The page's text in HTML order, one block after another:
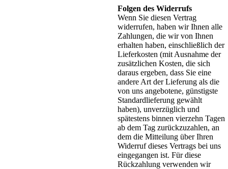
Folgen des Widerrufs
Wenn Sie diesen Vertrag
widerrufen, haben wir Ihnen alle
Zahlungen, die wir von Ihnen
erhalten haben, einschließlich der
Lieferkosten (mit Ausnahme der
zusätzlichen Kosten, die sich
daraus ergeben, dass Sie eine
andere Art der Lieferung als die
von uns angebotene, günstigste
Standardlieferung gewählt
haben), unverzüglich und
spätestens binnen vierzehn Tagen
ab dem Tag zurückzuzahlen, an
dem die Mitteilung über Ihren
Widerruf dieses Vertrags bei uns
eingegangen ist. Für diese
Rückzahlung verwenden wir